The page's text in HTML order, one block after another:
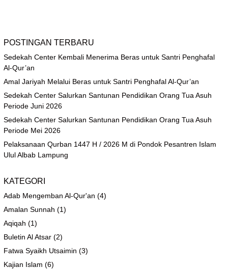
POSTINGAN TERBARU
Sedekah Center Kembali Menerima Beras untuk Santri Penghafal
Al-Qur’an
Amal Jariyah Melalui Beras untuk Santri Penghafal Al-Qur’an
Sedekah Center Salurkan Santunan Pendidikan Orang Tua Asuh
Periode Juni 2026
Sedekah Center Salurkan Santunan Pendidikan Orang Tua Asuh
Periode Mei 2026
Pelaksanaan Qurban 1447 H / 2026 M di Pondok Pesantren Islam
Ulul Albab Lampung
KATEGORI
Adab Mengemban Al-Qur'an (4)
Amalan Sunnah (1)
Aqiqah (1)
Buletin Al Atsar (2)
Fatwa Syaikh Utsaimin (3)
Kajian Islam (6)